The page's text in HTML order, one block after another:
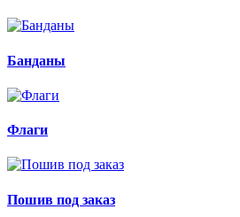
Банданы
Флаги
Пошив под заказ